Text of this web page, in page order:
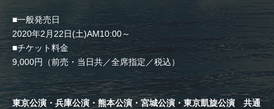
■一般発売日
2020年2月22日(土)AM10:00～
■チケット料金
9,000円（前売・当日共／全席指定／税込）
東京公演・兵庫公演・熊本公演・宮城公演・東京凱旋公演 共通